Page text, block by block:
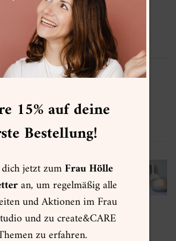
sein, um einen Kommentar
NÄCHSTER BEITRAG
2014! Jahresrückblick
und DIY Silvestertafel
15% auf deine
Bestellung!
jetzt zumFrau Hölle
an, um regelmäßig alle
und Aktionen im Frau
und zu create&CARE
zu erfahren.